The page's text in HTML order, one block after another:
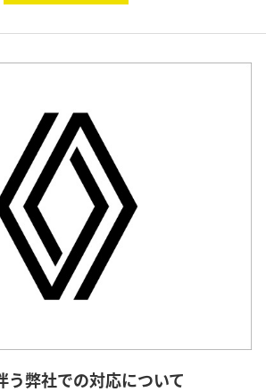
う弊社での対応について